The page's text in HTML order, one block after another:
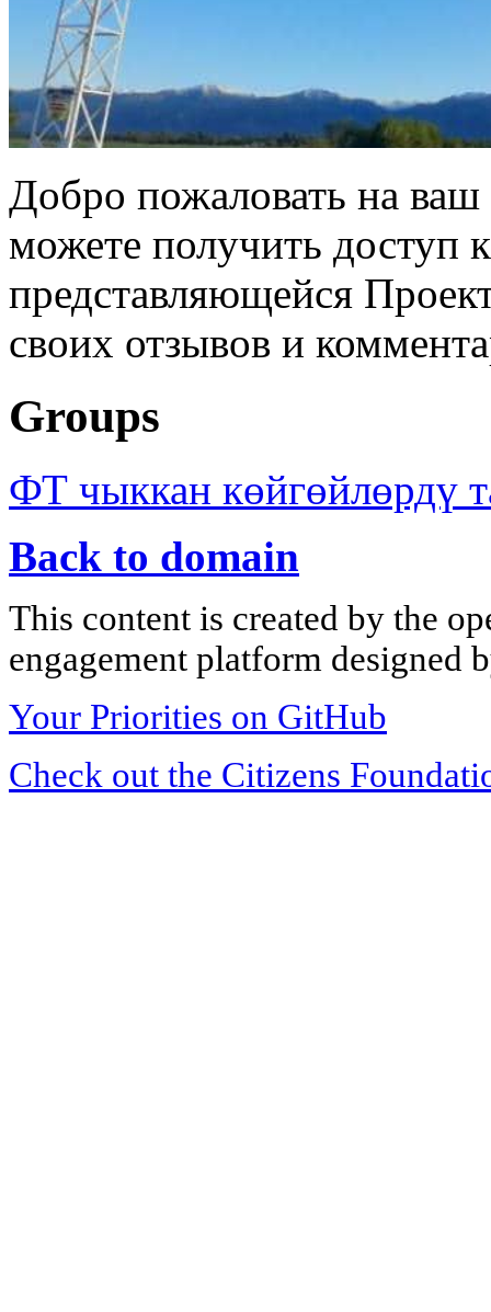
Добро пожаловать на
можете получить доступ
представляющейся
своих отзывов и
Groups
ФТ чыккан көйгөйлөрдү
Back to domain
This content is created by the
engagement platform designed
Your Priorities on GitHub
Check out the Citizens